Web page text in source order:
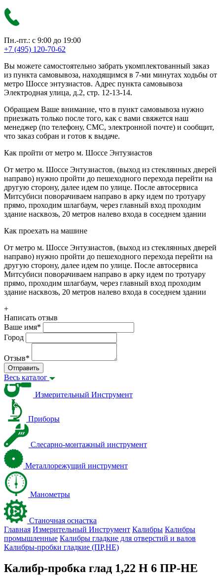
Пн.-пт.: с 9:00 до 19:00
+7 (495) 120-70-62
Вы можете самостоятельно забрать укомплектованный заказ
из пункта самовывоза, находящимся в 7-ми минутах ходьбы от
метро Шоссе энтузиастов. Адрес пункта самовывоза
Электродная улица, д.2, стр. 12-13-14.
Обращаем Ваше внимание, что в пункт самовывоза нужно
приезжать только после того, как с вами свяжется наш
менеджер (по телефону, СМС, электронной почте) и сообщит,
что заказ собран и готов к выдаче.
Как пройти от метро м. Шоссе Энтузиастов
От метро м. Шоссе Энтузиастов, (выход из стеклянных дверей
направо) нужно пройти до пешеходного перехода перейти на
другую сторону, далее идем по улице. После автосервиса
Митсубиси поворачиваем направо в арку идем по тротуару
прямо, проходим шлагбаум, через главный вход проходим
здание насквозь, 20 метров налево входа в соседнем здании
Как проехать на машине
От метро м. Шоссе Энтузиастов, (выход из стеклянных дверей
направо) нужно пройти до пешеходного перехода перейти на
другую сторону, далее идем по улице. После автосервиса
Митсубиси поворачиваем направо в арку идем по тротуару
прямо, проходим шлагбаум, через главный вход проходим
здание насквозь, 20 метров налево входа в соседнем здании
+
Написать отзыв
Ваше имя*
Город
Отзыв*
Отправить
Весь каталог
Измерительный Инструмент
Приборы
Слесарно-монтажный инструмент
Металлорежущий инструмент
Манометры
Станочная оснастка
Главная Измерительный Инструмент Калибры Калибры
промышленные Калибры гладкие для отверстий и валов
Калибры-пробки гладкие (ПР,НЕ)
Калибр-пробка глад 1,22 H 6 ПР-НЕ